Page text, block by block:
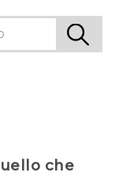
che